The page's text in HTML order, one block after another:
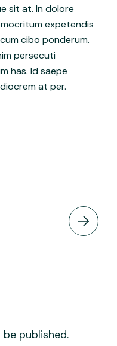
sit at. In dolore
expetendis
cibo ponderum.
persecuti
has. Id saepe
at per.
published.